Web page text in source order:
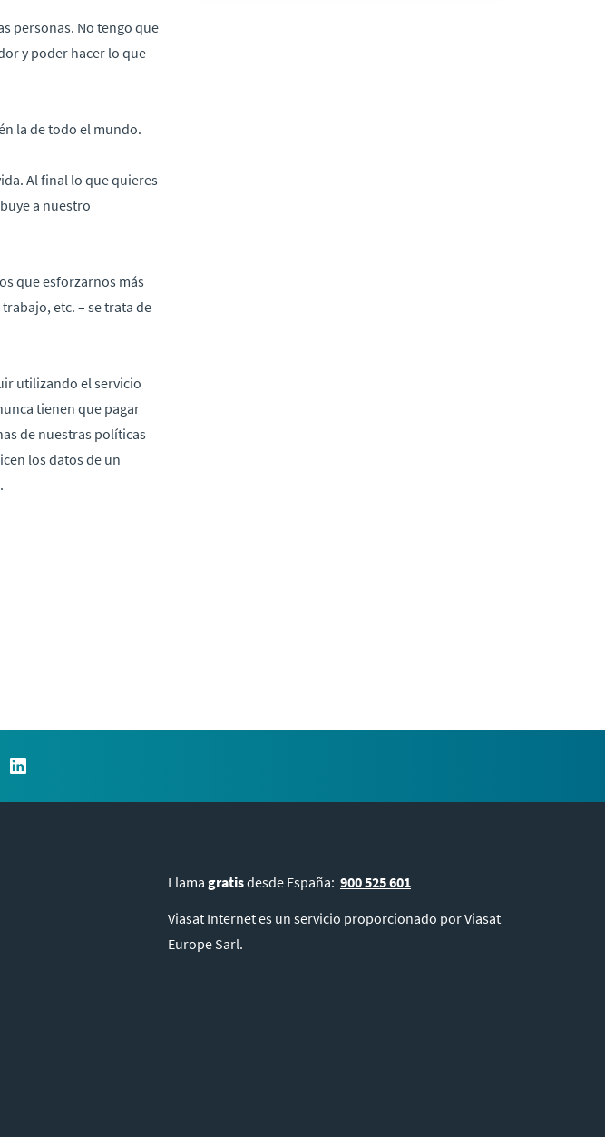
personas. No tengo que
y poder hacer lo que
la de todo el mundo.
Al final lo que quieres
a nuestro
que esforzarnos más
etc. – se trata de
utilizando el servicio
tienen que pagar
de nuestras políticas
los datos de un
Llama gratisdesde España: 900 525 601
Viasat Internet es un servicio proporcionado por Viasat
Europe Sarl.